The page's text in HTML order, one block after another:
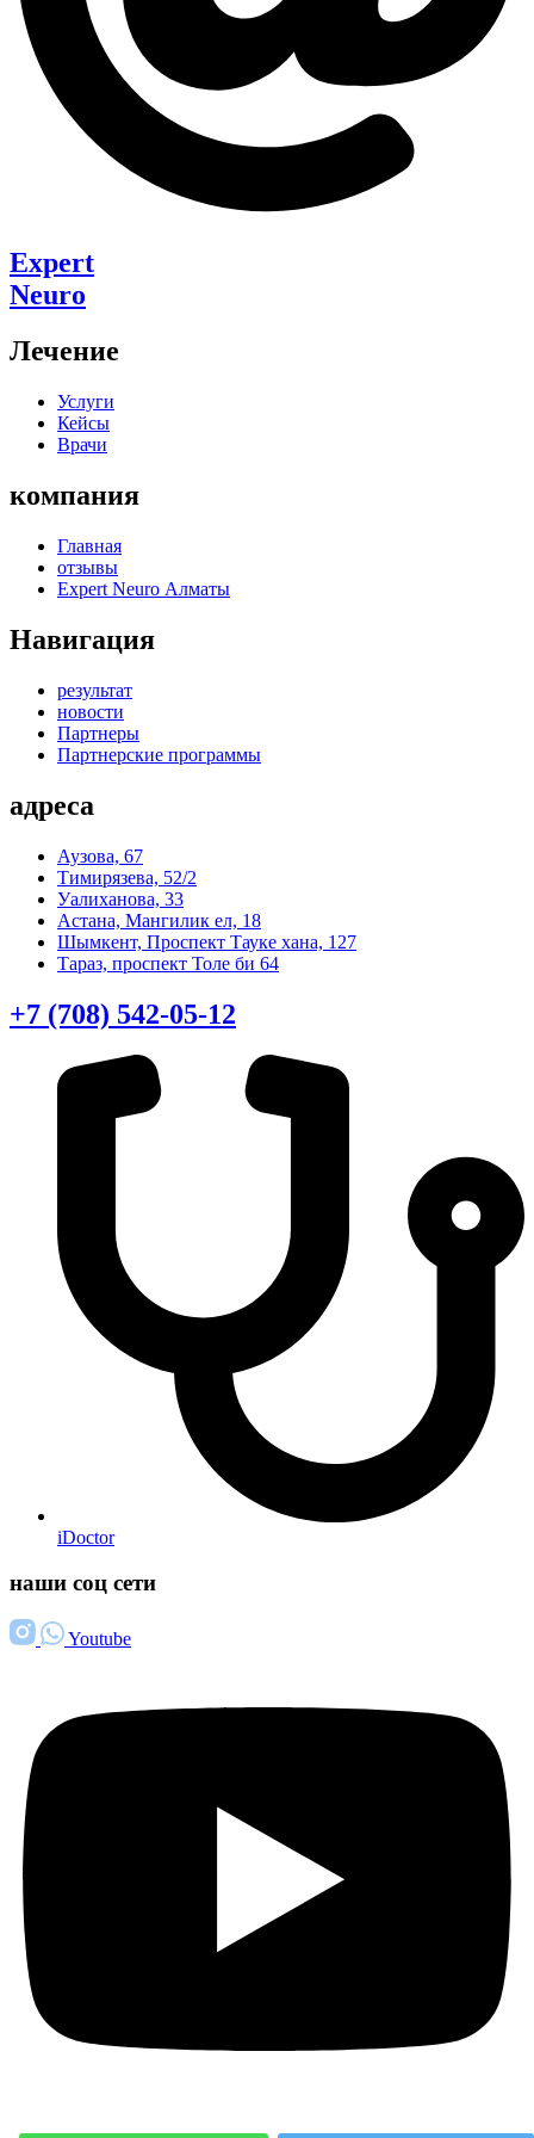
Expert
Neuro
Лечение
Услуги
Кейсы
Врачи
компания
Главная
отзывы
Expert Neuro Алматы
Навигация
результат
новости
Партнеры
Партнерские программы
адреса
Аузова, 67
Тимирязева, 52/2
Уалиханова, 33
Астана, Мангилик ел, 18
Шымкент, Проспект Тауке хана, 127
Тараз, проспект Толе би 64
+7 (708) 542-05-12
iDoctor
наши соц сети
Youtube